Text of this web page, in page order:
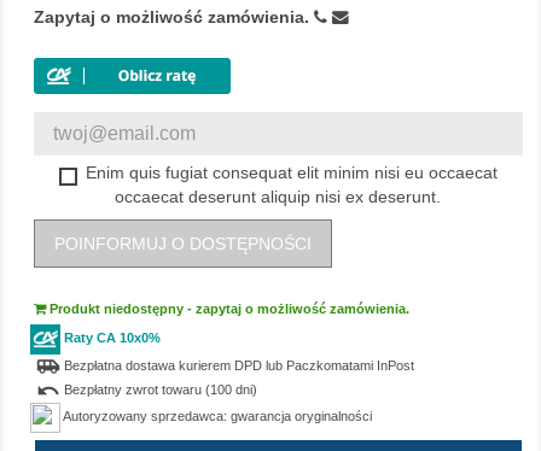
Zapytaj o możliwość zamówienia.
Enim quis fugiat consequat elit minim nisi eu occaecat
occaecat deserunt aliquip nisi ex deserunt.
POINFORMUJ O DOSTĘPNOŚCI
Produkt niedostępny - zapytaj o możliwość zamówienia.
Raty CA 10x0%
airport_shuttleBezpłatna dostawa kurierem DPD lub Paczkomatami InPost
undo Bezpłatny zwrot towaru (100 dni)
Autoryzowany sprzedawca: gwarancja oryginalności